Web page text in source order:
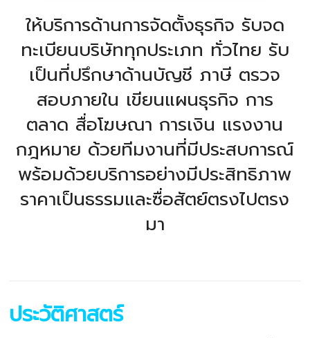
ให้บริการด้านการจัดตั้งธุรกิจ รับจด
ทะเบียนบริษัททุกประเภท ทั่วไทย รับ
เป็นที่ปรึกษาด้านบัญชี ภาษี ตรวจ
สอบภายใน เขียนแผนธุรกิจ การ
ตลาด สื่อโฆษณา การเงิน แรงงาน
กฎหมาย ด้วยทีมงานที่มีประสบการณ์
พร้อมด้วยบริการอย่างมีประสิทธิภาพ
ราคาเป็นธรรมและซื่อสัตย์ตรงไปตรง
มา
ประวัติศาสตร์